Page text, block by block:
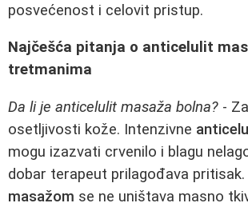
posvećenost i celovit pristup.
Najčešća pitanja o anticelulit
tretmanima
Da li je anticelulit masaža bolna? -
osetljivosti kože. Intenzivne
mogu izazvati crvenilo i blagu
dobar terapeut prilagođava pritisak.
masažom se ne uništava masno